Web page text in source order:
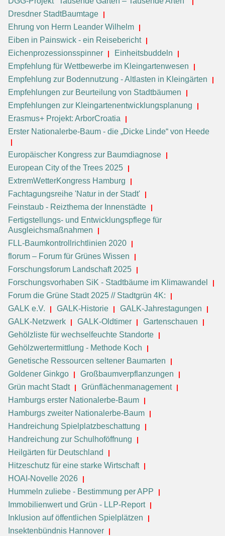
Dresdner StadtBaumtage
Ehrung von Herrn Leander Wilhelm
Eiben in Painswick - ein Reisebericht
Eichenprozessionsspinner
Einheitsbuddeln
Empfehlung für Wettbewerbe im Kleingartenwesen
Empfehlung zur Bodennutzung - Altlasten in Kleingärten
Empfehlungen zur Beurteilung von Stadtbäumen
Empfehlungen zur Kleingartenentwicklungsplanung
Erasmus+ Projekt: ArborCroatia
Erster Nationalerbe-Baum - die „Dicke Linde“ von Heede
Europäischer Kongress zur Baumdiagnose
European City of the Trees 2025
ExtremWetterKongress Hamburg
Fachtagungsreihe 'Natur in der Stadt'
Feinstaub - Reizthema der Innenstädte
Fertigstellungs- und Entwicklungspflege für
Ausgleichsmaßnahmen
FLL-Baumkontrollrichtlinien 2020
florum – Forum für Grünes Wissen
Forschungsforum Landschaft 2025
Forschungsvorhaben SiK - Stadtbäume im Klimawandel
Forum die Grüne Stadt 2025 // Stadtgrün 4K:
GALK e.V.
GALK-Historie
GALK-Jahrestagungen
GALK-Netzwerk
GALK-Oldtimer
Gartenschauen
Gehölzliste für wechselfeuchte Standorte
Gehölzwertermittlung - Methode Koch
Genetische Ressourcen seltener Baumarten
Goldener Ginkgo
Großbaumverpflanzungen
Grün macht Stadt
Grünflächenmanagement
Hamburgs erster Nationalerbe-Baum
Hamburgs zweiter Nationalerbe-Baum
Handreichung Spielplatzbeschattung
Handreichung zur Schulhoföffnung
Heilgärten für Deutschland
Hitzeschutz für eine starke Wirtschaft
HOAI-Novelle 2026
Hummeln zuliebe - Bestimmung per APP
Immobilienwert und Grün - LLP-Report
Inklusion auf öffentlichen Spielplätzen
Insektenbündnis Hannover